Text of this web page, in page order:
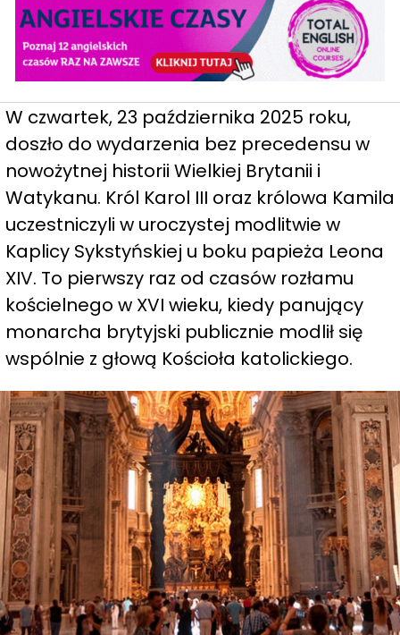
W czwartek, 23 października 2025 roku,
doszło do wydarzenia bez precedensu w
nowożytnej historii Wielkiej Brytanii i
Watykanu. Król Karol III oraz królowa Kamila
uczestniczyli w uroczystej modlitwie w
Kaplicy Sykstyńskiej u boku papieża Leona
XIV. To pierwszy raz od czasów rozłamu
kościelnego w XVI wieku, kiedy panujący
monarcha brytyjski publicznie modlił się
wspólnie z głową Kościoła katolickiego.